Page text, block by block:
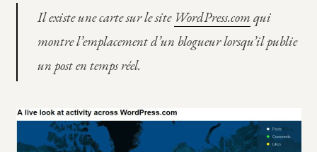
Il existe une carte sur le site WordPress.com qui
montre l’emplacement d’un blogueur lorsqu’il publie
un post en temps réel.